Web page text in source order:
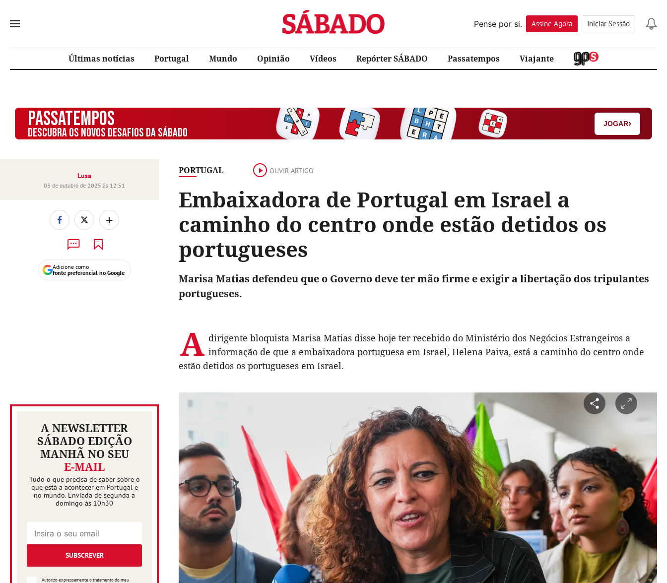
Sábado
Pense por si.
Assine Agora Iniciar Sessão
Últimas notícias Portugal Mundo Opinião Vídeos Repórter SÁBADO Passatempos Viajante
PASSATEMPOS
DESCUBRA OS NOVOS DESAFIOS DA SÁBADO
JOGAR›
PORTUGAL OUVIR ARTIGO
Embaixadora de Portugal em Israel a
caminho do centro onde estão detidos os
portugueses
Lusa
03 de outubro de 2025 às 12:51
+
Adicione como
fonte preferencial no Google
A NEWSLETTER
SÁBADO EDIÇÃO
MANHÃ NO SEU
E-MAIL
Tudo o que precisa de saber sobre o
que está a acontecer em Portugal e
no mundo. Enviada de segunda a
domingo às 10h30
SUBSCREVER
Autorizo expressamente o tratamento do meu
Marisa Matias defendeu que o Governo deve ter mão firme e exigir a libertação dos tripulantes
portugueses.
A dirigente bloquista Marisa Matias disse hoje ter recebido do Ministério dos Negócios Estrangeiros a
informação de que a embaixadora portuguesa em Israel, Helena Paiva, está a caminho do centro onde
estão detidos os portugueses em Israel.